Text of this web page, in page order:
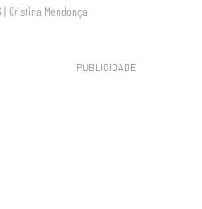
| Cristina Mendonça